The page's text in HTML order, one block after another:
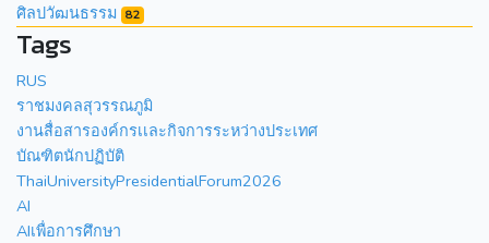
ศิลปวัฒนธรรม 82
Tags
RUS
ราชมงคลสุวรรณภูมิ
งานสื่อสารองค์กรเเละกิจการระหว่างประเทศ
บัณฑิตนักปฏิบัติ
ThaiUniversityPresidentialForum2026
AI
AIเพื่อการศึกษา